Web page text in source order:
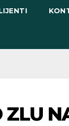
ZLU